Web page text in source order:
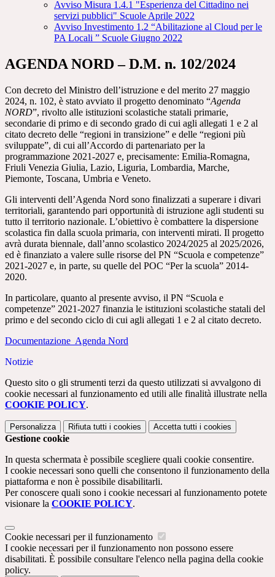
Avviso Misura 1.4.1 "Esperienza del Cittadino nei
servizi pubblici" Scuole Aprile 2022
Avviso Investimento 1.2 “Abilitazione al Cloud per le
PA Locali ” Scuole Giugno 2022
AGENDA NORD – D.M. n. 102/2024
Con decreto del Ministro dell’istruzione e del merito 27 maggio
2024, n. 102, è stato avviato il progetto denominato “Agenda
NORD”, rivolto alle istituzioni scolastiche statali primarie,
secondarie di primo e di secondo grado di cui agli allegati 1 e 2 al
citato decreto delle “regioni in transizione” e delle “regioni più
sviluppate”, di cui all’Accordo di partenariato per la
programmazione 2021-2027 e, precisamente: Emilia-Romagna,
Friuli Venezia Giulia, Lazio, Liguria, Lombardia, Marche,
Piemonte, Toscana, Umbria e Veneto.
Gli interventi dell’Agenda Nord sono finalizzati a superare i divari
territoriali, garantendo pari opportunità di istruzione agli studenti su
tutto il territorio nazionale. L’obiettivo è combattere la dispersione
scolastica fin dalla scuola primaria, con interventi mirati. Il progetto
avrà durata biennale, dall’anno scolastico 2024/2025 al 2025/2026,
ed è finanziato a valere sulle risorse del PN “Scuola e competenze”
2021-2027 e, in parte, su quelle del POC “Per la scuola” 2014-
2020.
In particolare, quanto al presente avviso, il PN “Scuola e
competenze” 2021-2027 finanzia le istituzioni scolastiche statali del
primo e del secondo ciclo di cui agli allegati 1 e 2 al citato decreto.
Documentazione Agenda Nord
Notizie
Questo sito o gli strumenti terzi da questo utilizzati si avvalgono di
cookie necessari al funzionamento ed utili alle finalità illustrate nella
COOKIE POLICY.
Personalizza Rifiuta tutti i cookies Accetta tutti i cookies
Gestione cookie
In questa schermata è possibile scegliere quali cookie consentire.
I cookie necessari sono quelli che consentono il funzionamento della
piattaforma e non è possibile disabilitarli.
Per conoscere quali sono i cookie necessari al funzionamento potete
visionare la COOKIE POLICY.
Cookie necessari per il funzionamento
I cookie necessari per il funzionamento non possono essere
disabilitati. È possibile consultare l'elenco nella pagina della cookie
policy.